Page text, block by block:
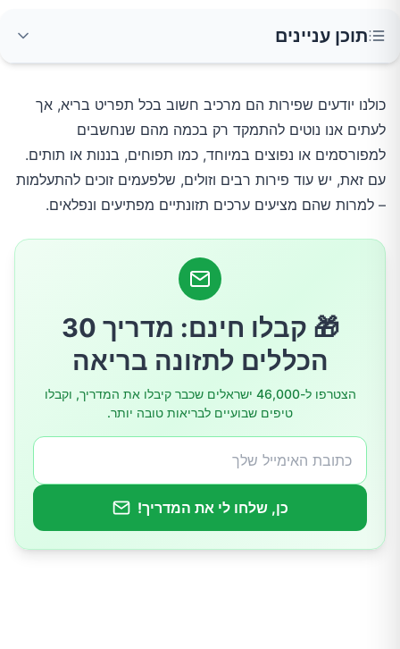
תוכן עניינים
1. גויאבה – פצצת ויטמין C בעלות נמוכה
2. אפרסמון – מלך הסיבים לבעיות עיכול
3. רימון – נוגדי חמצון עוצמתיים שחוסכים בכסף
טיפים לקנייה ואחסון של פירות זולים
רעיונות לשילוב הפירות בתפריט היומי
למה דווקא הפירות האלו זולים ונחשבים פחות
“נחשקים”?
לסיכום
כולנו יודעים שפירות הם מרכיב חשוב בכל תפריט בריא, אך
לעתים אנו נוטים להתמקד רק בכמה מהם שנחשבים
למפורסמים או נפוצים במיוחד, כמו תפוחים, בננות או תותים.
עם זאת, יש עוד פירות רבים וזולים, שלפעמים זוכים להתעלמות
– למרות שהם מציעים ערכים תזונתיים מפתיעים ונפלאים.
🎁 קבלו חינם: מדריך 30
הכללים לתזונה בריאה
הצטרפו ל-46,000 ישראלים שכבר קיבלו את המדריך, וקבלו
טיפים שבועיים לבריאות טובה יותר.
כן, שלחו לי את המדריך!